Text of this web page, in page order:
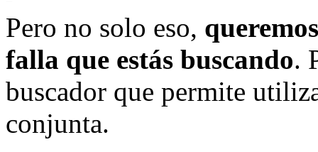
Pero no solo eso,
falla que estás buscando.
buscador que permite
conjunta.